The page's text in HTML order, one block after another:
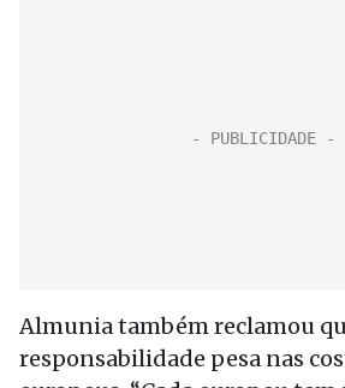
Almunia também reclamou
responsabilidade pesa nas